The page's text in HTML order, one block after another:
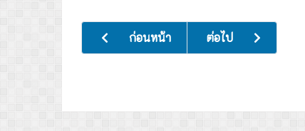
เนื้อหาก่อนหน้า: กิจกรรมวันสันติภาพสากลโร
ก่อนหน้า เนื้อหาถัดไป: กิจกรร
ต่อไป